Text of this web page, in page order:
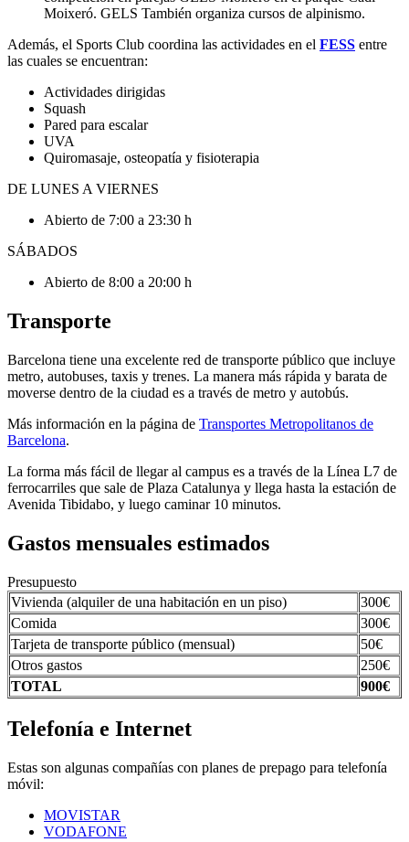
Moixeró. GELS También organiza cursos de alpinismo.
Además, el Sports Club coordina las actividades en el FESS entre
las cuales se encuentran:
Actividades dirigidas
Squash
Pared para escalar
UVA
Quiromasaje, osteopatía y fisioterapia
DE LUNES A VIERNES
Abierto de 7:00 a 23:30 h
SÁBADOS
Abierto de 8:00 a 20:00 h
Transporte
Barcelona tiene una excelente red de transporte público que incluye
metro, autobuses, taxis y trenes. La manera más rápida y barata de
moverse dentro de la ciudad es a través de metro y autobús.
Más información en la página de Transportes Metropolitanos de
Barcelona.
La forma más fácil de llegar al campus es a través de la Línea L7 de
ferrocarriles que sale de Plaza Catalunya y llega hasta la estación de
Avenida Tibidabo, y luego caminar 10 minutos.
Gastos mensuales estimados
Presupuesto
Vivienda (alquiler de una habitación en un piso)
300€
Comida
300€
Tarjeta de transporte público (mensual)
50€
Otros gastos
250€
TOTAL
900€
Telefonía e Internet
Estas son algunas compañías con planes de prepago para telefonía
móvil:
MOVISTAR
VODAFONE